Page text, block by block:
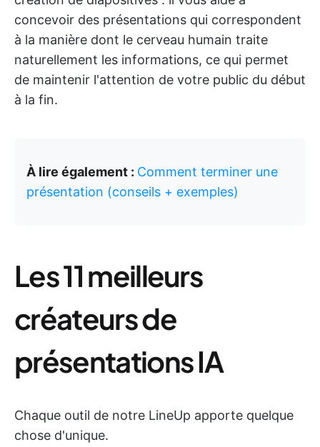
concevoir des présentations qui correspondent
à la manière dont le cerveau humain traite
naturellement les informations, ce qui permet
de maintenir l'attention de votre public du début
à la fin.
À lire également : Comment terminer une
présentation (conseils + exemples)
Les 11 meilleurs
créateurs de
présentations IA
Chaque outil de notre LineUp apporte quelque
chose d'unique.